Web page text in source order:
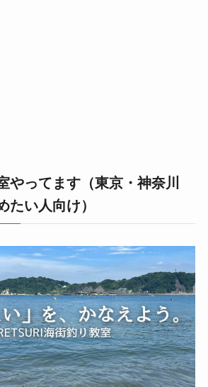
やってます（東京・神奈川
たい人向け）